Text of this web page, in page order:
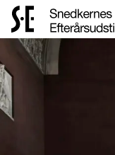
Gå
forsiden